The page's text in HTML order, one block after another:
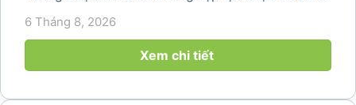
hợp giữa nghỉ ngơi, tái tạo năng lượng và xây
dựng tinh thần đồng đội. Thay vì những chuyến du
lịch đơn thuần, nhiều công ty...
6 Tháng 8, 2026
Xem chi tiết